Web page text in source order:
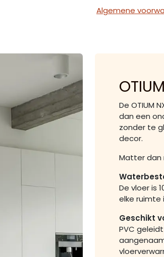
Algemene
De OTIUM
dan een
zonder te
decor.
Matter dan
De vloer is
elke ruimte
Geschikt
PVC